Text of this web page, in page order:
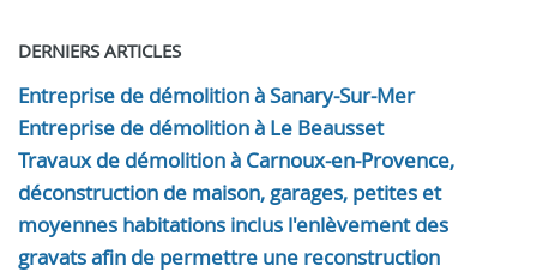
DERNIERS ARTICLES
Entreprise de démolition à Sanary-Sur-Mer
Entreprise de démolition à Le Beausset
Travaux de démolition à Carnoux-en-Provence,
déconstruction de maison, garages, petites et
moyennes habitations inclus l'enlèvement des
gravats afin de permettre une reconstruction